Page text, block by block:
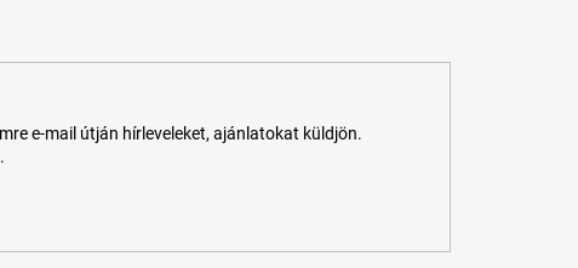
e-mail útján hírleveleket, ajánlatokat küldjön.